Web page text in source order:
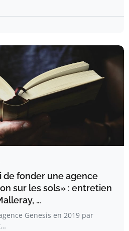
de fonder une agence
sur les sols» : entretien
…
Genesis en 2019 par